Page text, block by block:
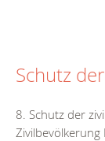
Schutz
8. Schutz der
Zivilbevölkerung